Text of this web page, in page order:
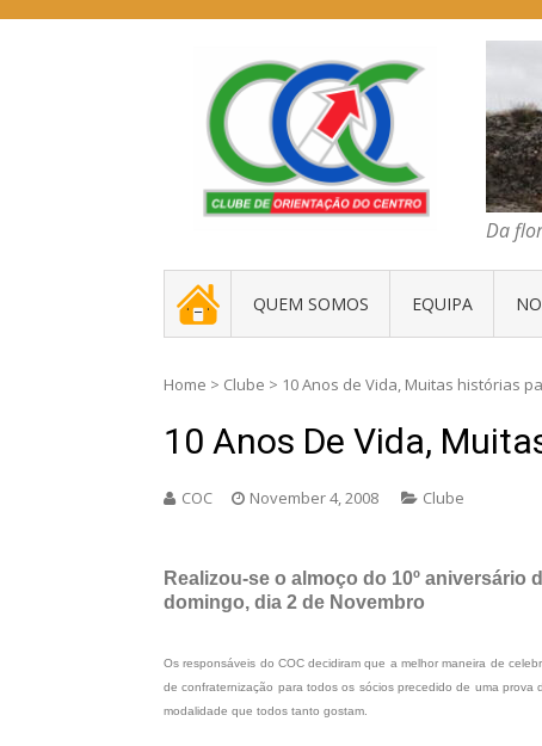
COC – CLUBE
Da floresta
Da
. _ . QUEM SOMOS EQUIPA
Home > Clube > 10 Anos de Vida, Muitas histórias
10 Anos De Vida,
COC November 4, 2008 Clube
Realizou-se o almoço do 10º aniversário
domingo, dia 2 de Novembro
Os responsáveis do COC decidiram que a melhor maneira de
de confraternização para todos os sócios precedido de uma
modalidade que todos tanto gostam.